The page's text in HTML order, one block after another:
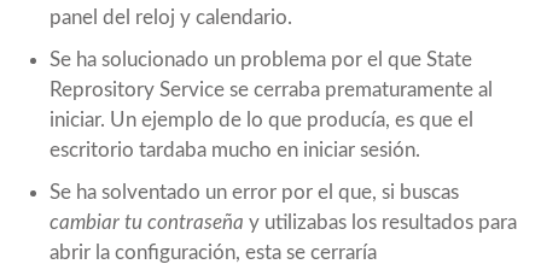
panel del reloj y calendario.
Se ha solucionado un problema por el que State
Reprository Service se cerraba prematuramente al
iniciar. Un ejemplo de lo que producía, es que el
escritorio tardaba mucho en iniciar sesión.
Se ha solventado un error por el que, si buscas
cambiar tu contraseña y utilizabas los resultados para
abrir la configuración, esta se cerraría